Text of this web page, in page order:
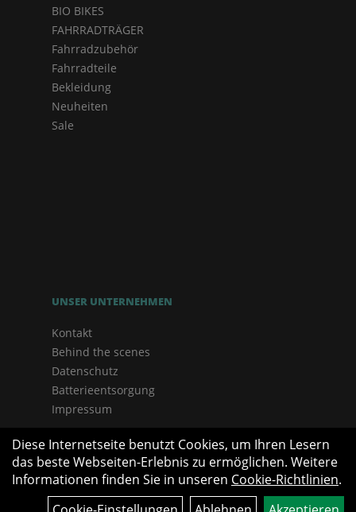
BIO BIKES
FAHRRADTRÄGER
Fahrradzubehör
Fahrradteile
Bekleidung
Neuheiten
Sale
UNSER UNTERNEHMEN
Kontakt
Behind the scenes
Datenschutz
Batterieentsorgung
Impressum
Diese Internetseite benutzt Cookies, um Ihren Lesern
das beste Webseiten-Erlebnis zu ermöglichen. Weitere
Informationen finden Sie in unseren Cookie-Richtlinien.